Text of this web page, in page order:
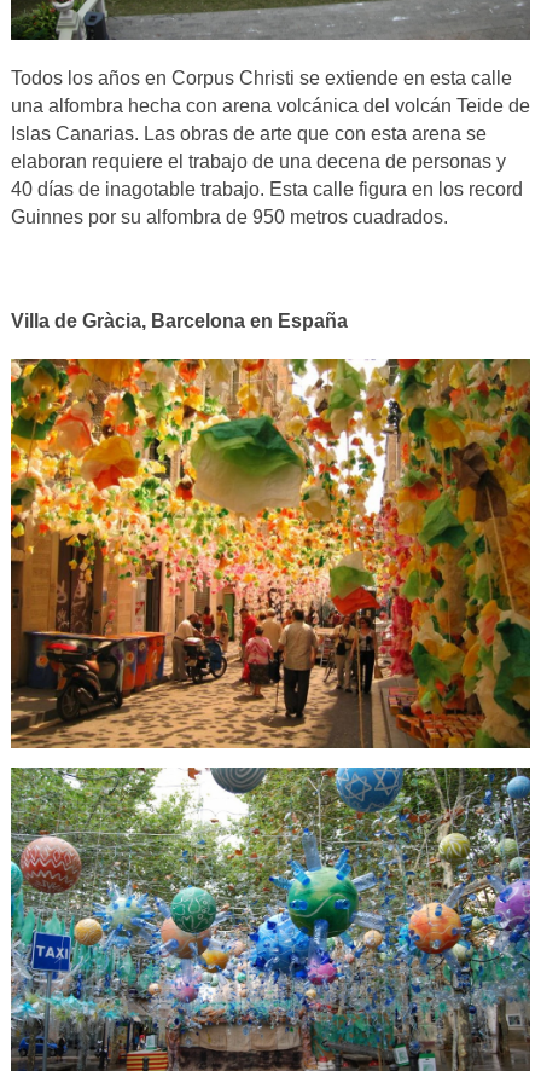
Todos los años en Corpus Christi se extiende en esta calle
una alfombra hecha con arena volcánica del volcán Teide de
Islas Canarias. Las obras de arte que con esta arena se
elaboran requiere el trabajo de una decena de personas y
40 días de inagotable trabajo. Esta calle figura en los record
Guinnes por su alfombra de 950 metros cuadrados.
Villa de Gràcia, Barcelona en España